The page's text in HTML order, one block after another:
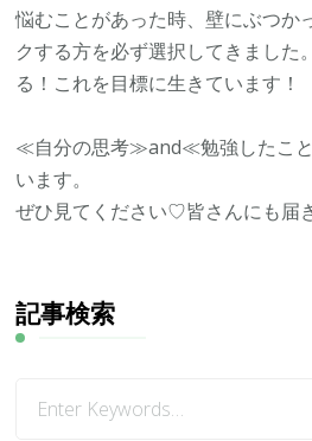
悩むことがあった時、壁にぶつか
クする方を必ず選択してきました
る！これを目標に生きています！
≪自分の思考≫and≪勉強したこ
います。
ぜひ見てください♡皆さんにも届
記事検索